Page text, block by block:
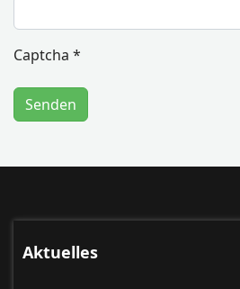
Captcha *
Senden
Aktuelles